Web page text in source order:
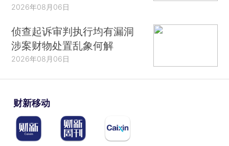
2026年08月06日
侦查起诉审判执行均有漏洞
涉案财物处置乱象何解
2026年08月06日
财新移动